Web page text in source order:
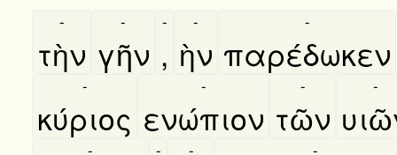
τὴν
-
γῆν
-
,
-
ὴν
-
παρέδωκεν
-
κύριος
-
ενώπιον
-
τῶν
- -
- - - -